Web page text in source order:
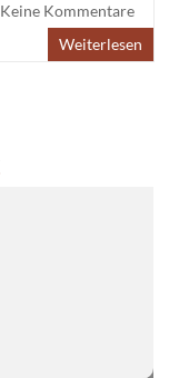
Keine Kommentare
Weiterlesen